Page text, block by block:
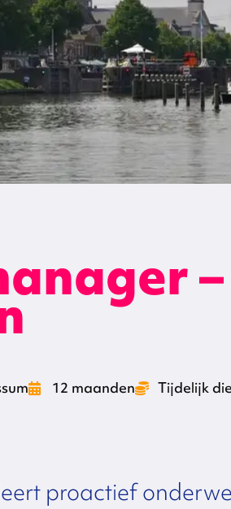
12 maanden
Tijdelijk
proactief